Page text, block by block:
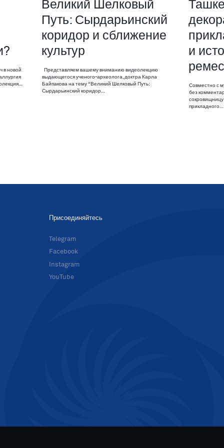
в новой
Великий Шелковый
Путь: Сырдарьинский
коридор и сближение
культур
Представляем вашему вниманию видеолекцию
выдающегося ученого-археолога, доктра Карла
Байпакова на тему “Великий Шелковый Путь:
Сырдарьинский коридор…
и
Совместно с
без
прикладного…
Присоединяйтесь
Telegram
Facebook
Instagram
YouTube